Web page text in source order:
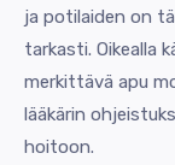
ja potilaiden on
tarkasti. Oikealla
merkittävä apu
lääkärin
hoitoon.